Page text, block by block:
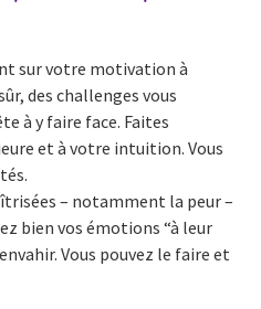
sur votre motivation à
des challenges vous
à y faire face. Faites
et à votre intuition. Vous
– notamment la peur –
bien vos émotions “à leur
Vous pouvez le faire et